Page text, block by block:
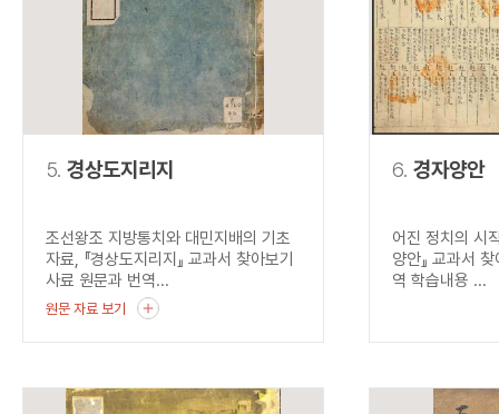
5. 경상도지리지
조선왕조 지방통치와 대민지배의 기초
자료, 『경상도지리지』 교과서 찾아보기
사료 원문과 번역...
원문 자료 보기
6. 경자양안
어진 정치의 시
양안』 교과서
역 학습내용 ...